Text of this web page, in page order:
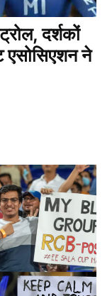
दर्शकों
एसोसिएशन ने